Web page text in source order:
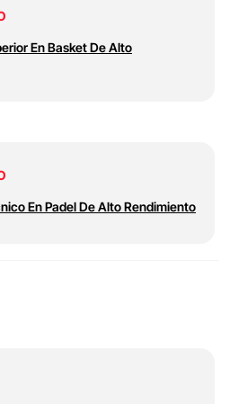
En Basket De Alto
En Padel De Alto Rendimiento